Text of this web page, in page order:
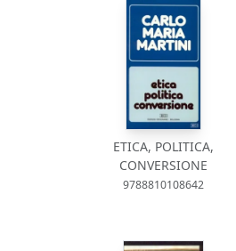
ETICA, POLITICA,
CONVERSIONE
9788810108642